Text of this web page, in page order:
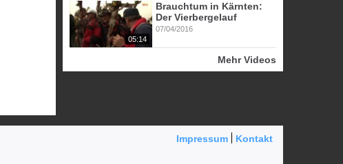
05:14
Brauchtum in Kärnten:
Der Vierbergelauf
07/04/2016
Mehr Videos
Impressum
Kontakt